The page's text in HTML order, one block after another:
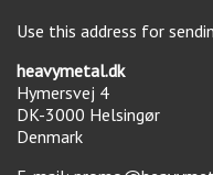
Use this address for
heavymetal.dk
Hymersvej 4
DK-3000 Helsingør
Denmark